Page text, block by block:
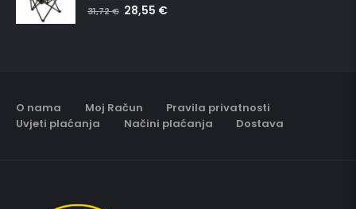
5.00 out of 5
31,72€ 28,55 €
O nama Moj Račun
Pravila privatnosti
Uvjeti plaćanja
Načini plaćanja Dostava